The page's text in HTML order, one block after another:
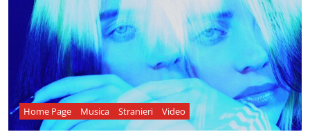
Home Page Musica Stranieri Video